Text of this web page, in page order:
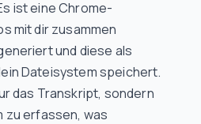
ist eine Chrome-
mit dir zusammen
und diese als
Dateisystem speichert.
das Transkript, sondern
zu erfassen, was